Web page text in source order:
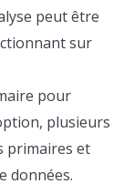
peut être
sur
pour
plusieurs
primaires et
données.